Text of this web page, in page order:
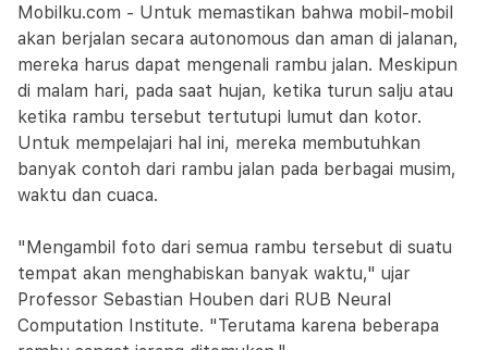
Mobilku.com - Untuk memastikan bahwa mobil-mobil
akan berjalan secara autonomous dan aman di jalanan,
mereka harus dapat mengenali rambu jalan. Meskipun
di malam hari, pada saat hujan, ketika turun salju atau
ketika rambu tersebut tertutupi lumut dan kotor.
Untuk mempelajari hal ini, mereka membutuhkan
banyak contoh dari rambu jalan pada berbagai musim,
waktu dan cuaca.
"Mengambil foto dari semua rambu tersebut di suatu
tempat akan menghabiskan banyak waktu," ujar
Professor Sebastian Houben dari RUB Neural
Computation Institute. "Terutama karena beberapa